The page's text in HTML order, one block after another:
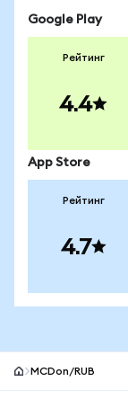
Google Play
Рейтинг
4.4
App Store
Рейтинг
4.7
MCDon/RUB